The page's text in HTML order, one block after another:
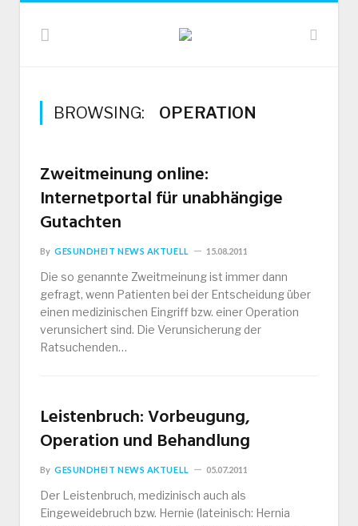
BROWSING: OPERATION
Zweitmeinung online:
Internetportal für unabhängige
Gutachten
By GESUNDHEIT NEWS AKTUELL 15.08.2011
Die so genannte Zweitmeinung ist immer dann
gefragt, wenn Patienten bei der Entscheidung über
einen medizinischen Eingriff bzw. einer Operation
verunsichert sind. Die Verunsicherung der
Ratsuchenden…
Leistenbruch: Vorbeugung,
Operation und Behandlung
By GESUNDHEIT NEWS AKTUELL 05.07.2011
Der Leistenbruch, medizinisch auch als
Eingeweidebruch bzw. Hernie (lateinisch: Hernia